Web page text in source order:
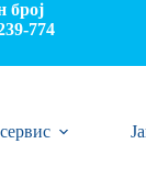
број
774